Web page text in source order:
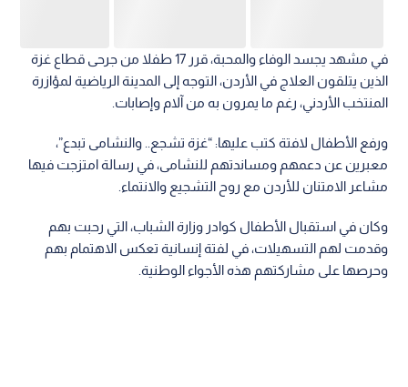
في مشهد يجسد الوفاء والمحبة، قرر 17 طفلا من جرحى قطاع غزة
الذين يتلقون العلاج في الأردن، التوجه إلى المدينة الرياضية لمؤازرة
المنتخب الأردني، رغم ما يمرون به من آلام وإصابات.
ورفع الأطفال لافتة كتب عليها: “غزة تشجع.. والنشامى تبدع”،
معبرين عن دعمهم ومساندتهم للنشامى، في رسالة امتزجت فيها
مشاعر الامتنان للأردن مع روح التشجيع والانتماء.
وكان في استقبال الأطفال كوادر وزارة الشباب، التي رحبت بهم
وقدمت لهم التسهيلات، في لفتة إنسانية تعكس الاهتمام بهم
وحرصها على مشاركتهم هذه الأجواء الوطنية.